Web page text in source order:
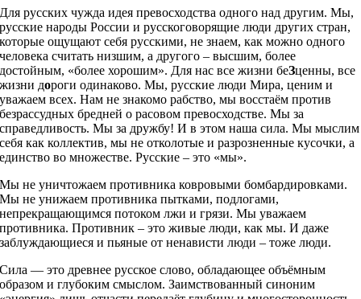
Для русских чужда идея превосходства одного над другим. Мы,
русские народы России и русскоговорящие люди других стран,
которые ощущают себя русскими, не знаем, как можно одного
человека считать низшим, а другого – высшим, более
достойным, «более хорошим». Для нас все жизни беЗценны, все
жизни дороги одинаково. Мы, русские люди Мира, ценим и
уважаем всех. Нам не знакомо рабство, мы восстаём против
безрассудных бредней о расовом превосходстве. Мы за
справедливость. Мы за дружбу! И в этом наша сила. Мы мыслим
себя как коллектив, мы не отколотые и разрозненные кусочки, а
единство во множестве. Русские – это «мы».
Мы не уничтожаем противника ковровыми бомбардировками.
Мы не унижаем противника пытками, подлогами,
непрекращающимся потоком лжи и грязи. Мы уважаем
противника. Противник – это живые люди, как мы. И даже
заблуждающиеся и пьяные от ненависти люди – тоже люди.
Сила — это древнее русское слово, обладающее объёмным
образом и глубоким смыслом. Заимствованный синоним